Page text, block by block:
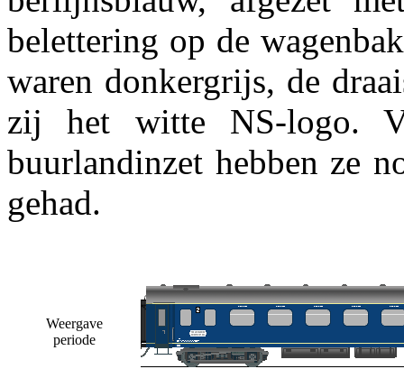
belettering op de
waren donkergrijs, de
zij het witte NS-logo.
buurlandinzet hebben ze
gehad.
Weergave
periode